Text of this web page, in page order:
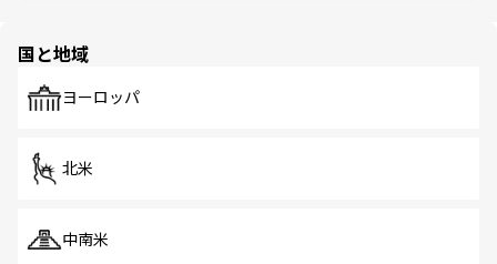
で、ホーカーズは地元の風情を楽しめる外せないスポット
国と地域
ヨーロッパ
北米
中南米